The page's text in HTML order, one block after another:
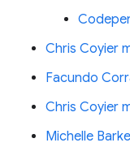
Chris Coyier
Facundo
Chris Coyier
Michelle